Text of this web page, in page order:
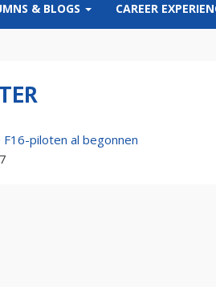
& BLOGS CAREER
piloten al begonnen